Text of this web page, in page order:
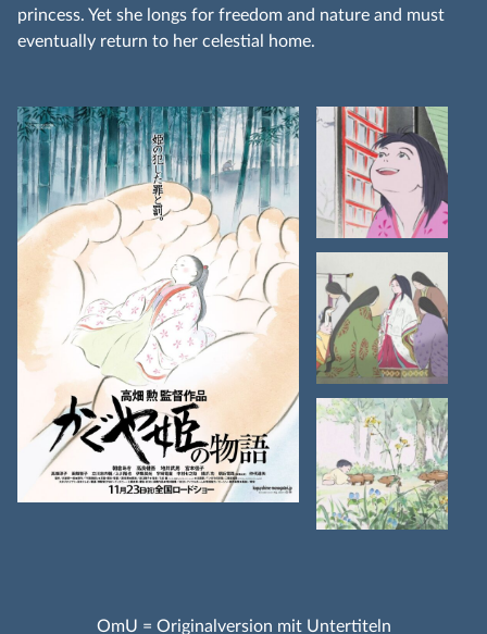
princess. Yet she longs for freedom and nature and must
eventually return to her celestial home.
OmU = Originalversion mit Untertiteln